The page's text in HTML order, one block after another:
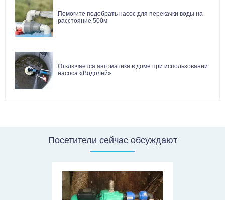
Помогите подобрать насос для перекачки воды на
расстояние 500м
Отключается автоматика в доме при использовании
насоса «Водолей»
Посетители сейчас обсуждают